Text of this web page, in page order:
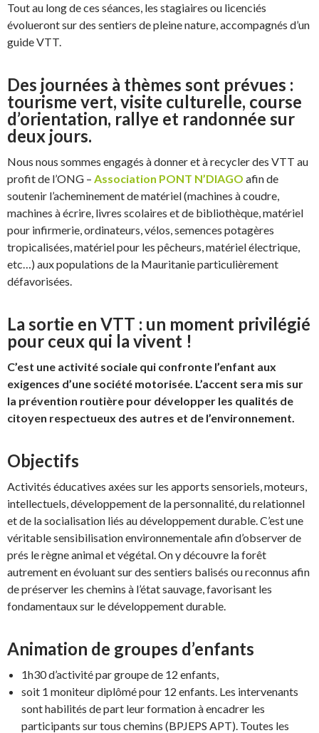
Tout au long de ces séances, les stagiaires ou licenciés
évolueront sur des sentiers de pleine nature, accompagnés d’un
guide VTT.
Des journées à thèmes sont prévues :
tourisme vert, visite culturelle, course
d’orientation, rallye et randonnée sur
deux jours.
Nous nous sommes engagés à donner et à recycler des VTT au
profit de l’ONG – Association PONT N’DIAGO afin de
soutenir l’acheminement de matériel (machines à coudre,
machines à écrire, livres scolaires et de bibliothèque, matériel
pour infirmerie, ordinateurs, vélos, semences potagères
tropicalisées, matériel pour les pêcheurs, matériel électrique,
etc…) aux populations de la Mauritanie particulièrement
défavorisées.
La sortie en VTT : un moment privilégié
pour ceux qui la vivent !
C’est une activité sociale qui confronte l’enfant aux
exigences d’une société motorisée. L’accent sera mis sur
la prévention routière pour développer les qualités de
citoyen respectueux des autres et de l’environnement.
Objectifs
Activités éducatives axées sur les apports sensoriels, moteurs,
intellectuels, développement de la personnalité, du relationnel
et de la socialisation liés au développement durable. C’est une
véritable sensibilisation environnementale afin d’observer de
prés le règne animal et végétal. On y découvre la forêt
autrement en évoluant sur des sentiers balisés ou reconnus afin
de préserver les chemins à l’état sauvage, favorisant les
fondamentaux sur le développement durable.
Animation de groupes d’enfants
1h30 d’activité par groupe de 12 enfants,
soit 1 moniteur diplômé pour 12 enfants. Les intervenants
sont habilités de part leur formation à encadrer les
participants sur tous chemins (BPJEPS APT). Toutes les